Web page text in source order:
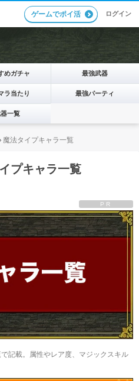
ゲームでポイ活 ログイン
めガチャ 最強武器
ラ当たり 最強パーティ
一覧
魔法タイプキャラ一覧
プキャラ一覧
PR
記載。属性やレア度、マジックスキル